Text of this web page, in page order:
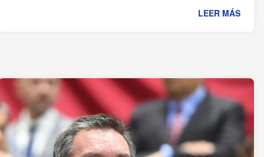
LEER MÁS